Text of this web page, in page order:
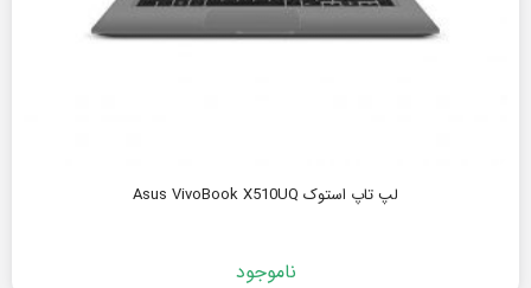
لپ تاپ استوک Asus VivoBook X510UQ
ناموجود